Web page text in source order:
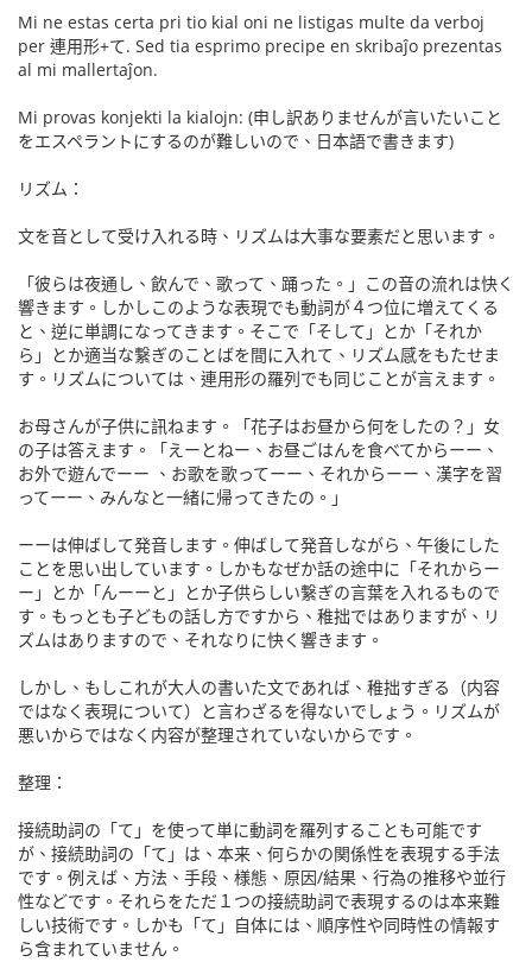
Mi ne estas certa pri tio kial oni ne listigas multe da verboj
per 連用形+て. Sed tia esprimo precipe en skribaĵo prezentas
al mi mallertaĵon.
Mi provas konjekti la kialojn: (申し訳ありませんが言いたいこと
をエスペラントにするのが難しいので、日本語で書きます)
リズム：
文を音として受け入れる時、リズムは大事な要素だと思います。
「彼らは夜通し、飲んで、歌って、踊った。」この音の流れは快く
響きます。しかしこのような表現でも動詞が４つ位に増えてくる
と、逆に単調になってきます。そこで「そして」とか「それか
ら」とか適当な繋ぎのことばを間に入れて、リズム感をもたせま
す。リズムについては、連用形の羅列でも同じことが言えます。
お母さんが子供に訊ねます。「花子はお昼から何をしたの？」女
の子は答えます。「えーとねー、お昼ごはんを食べてからーー、
お外で遊んでーー 、お歌を歌ってーー、それからーー、漢字を習
ってーー、みんなと一緒に帰ってきたの。」
ーーは伸ばして発音します。伸ばして発音しながら、午後にした
ことを思い出しています。しかもなぜか話の途中に「それからー
ー」とか「んーーと」とか子供らしい繋ぎの言葉を入れるもので
す。もっとも子どもの話し方ですから、稚拙ではありますが、リ
ズムはありますので、それなりに快く響きます。
しかし、もしこれが大人の書いた文であれば、稚拙すぎる（内容
ではなく表現について）と言わざるを得ないでしょう。リズムが
悪いからではなく内容が整理されていないからです。
整理：
接続助詞の「て」を使って単に動詞を羅列することも可能です
が、接続助詞の「て」は、本来、何らかの関係性を表現する手法
です。例えば、方法、手段、様態、原因/結果、行為の推移や並行
性などです。それらをただ１つの接続助詞で表現するのは本来難
しい技術です。しかも「て」自体には、順序性や同時性の情報す
ら含まれていません。